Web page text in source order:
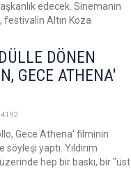
edecek. Sinemanın
festivalin Altın Koza
DÖNEN
GECE ATHENA'
Gece Athena' filminin
yaptı. Yıldırım
hep bir baskı, bir "üst